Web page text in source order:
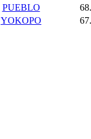
PUEBLO
YOKOPO